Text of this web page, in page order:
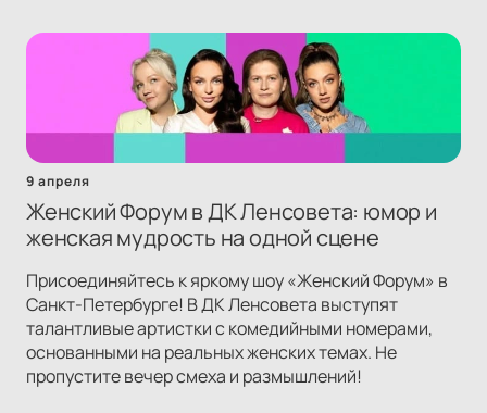
9 апреля
Женский Форум в ДК Ленсовета: юмор и
женская мудрость на одной сцене
Присоединяйтесь к яркому шоу «Женский Форум» в
Санкт-Петербурге! В ДК Ленсовета выступят
талантливые артистки с комедийными номерами,
основанными на реальных женских темах. Не
пропустите вечер смеха и размышлений!